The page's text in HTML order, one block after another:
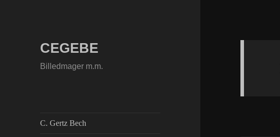
CEGEBE
Billedmager m.m.
C. Gertz Bech